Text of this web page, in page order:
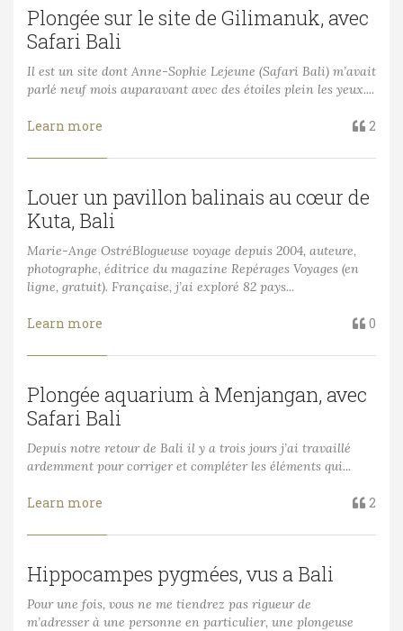
Plongée sur le site de Gilimanuk, avec
Safari Bali
Il est un site dont Anne-Sophie Lejeune (Safari Bali) m’avait
parlé neuf mois auparavant avec des étoiles plein les yeux....
Learn more 2
Louer un pavillon balinais au cœur de
Kuta, Bali
Marie-Ange OstréBlogueuse voyage depuis 2004, auteure,
photographe, éditrice du magazine Repérages Voyages (en
ligne, gratuit). Française, j’ai exploré 82 pays...
Learn more 0
Plongée aquarium à Menjangan, avec
Safari Bali
Depuis notre retour de Bali il y a trois jours j’ai travaillé
ardemment pour corriger et compléter les éléments qui...
Learn more 2
Hippocampes pygmées, vus a Bali
Pour une fois, vous ne me tiendrez pas rigueur de
m’adresser à une personne en particulier, une plongeuse